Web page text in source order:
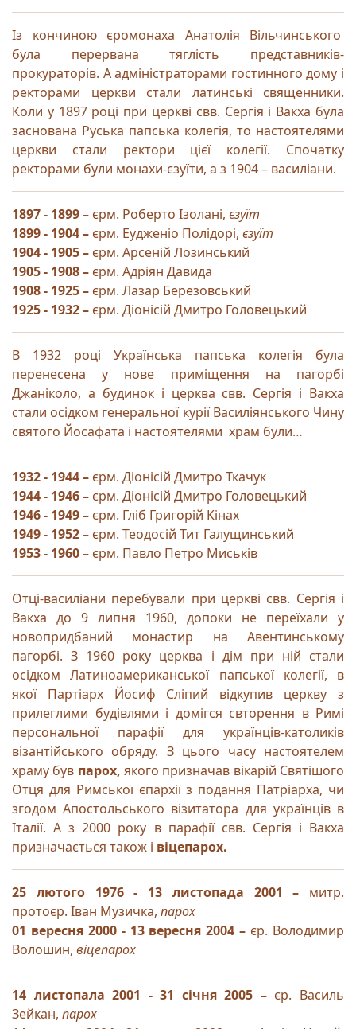
Із кончиною єромонаха Анатолія Вільчинського
була перервана тяглість представників-
прокураторів. А адміністраторами гостинного дому і
ректорами церкви стали латинські священники.
Коли у 1897 році при церкві свв. Сергія і Вакха була
заснована Руська папська колегія, то настоятелями
церкви стали ректори цієї колегії. Спочатку
ректорами були монахи-єзуїти, а з 1904 – василіани.
1897 - 1899– єрм. Роберто Ізолані, єзуїт
1899 - 1904 – єрм. Еудженіо Полідорі, єзуїт
1904 - 1905 – єрм. Арсеній Лозинський
1905 - 1908 – єрм. Адріян Давида
1908 - 1925 – єрм. Лазар Березовський
1925 - 1932 – єрм. Діонісій Дмитро Головецький
В 1932 році Українська папська колегія була
перенесена у нове приміщення на пагорбі
Джаніколо, а будинок і церква свв. Сергія і Вакха
стали осідком генеральної курії Василіянського Чину
святого Йосафата і настоятелями храм були…
1932 - 1944 – єрм. Діонісій Дмитро Ткачук
1944 - 1946 – єрм. Діонісій Дмитро Головецький
1946 - 1949 – єрм. Гліб Григорій Кінах
1949 - 1952 – єрм. Теодосій Тит Галущинський
1953 - 1960 – єрм. Павло Петро Миськів
Отці-василіани перебували при церкві свв. Сергія і
Вакха до 9 липня 1960, допоки не переїхали у
новопридбаний монастир на Авентинському
пагорбі. З 1960 року церква і дім при ній стали
осідком Латиноамериканської папської колегії, в
якої Партіарх Йосиф Сліпий відкупив церкву з
прилеглими будівлями і домігся свторення в Римі
персональної парафії для українців-католиків
візантійського обряду. З цього часу настоятелем
храму був парох, якого призначав вікарій Святішого
Отця для Римської єпархії з подання Патріарха, чи
згодом Апостольського візитатора для українців в
Італії. А з 2000 року в парафії свв. Сергія і Вакха
призначається також і віцепарох.
25 лютого 1976 - 13 листопада 2001 – митр.
протоєр. Іван Музичка, парох
01 вересня 2000 - 13 вересня 2004 – єр. Володимир
Волошин, віцепарох
14 листопала 2001 - 31 січня 2005 – єр. Василь
Зейкан, парох